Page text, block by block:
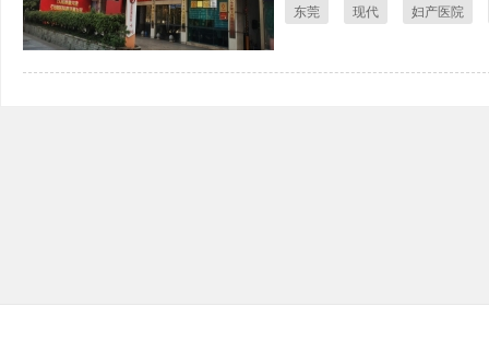
东莞 现代 妇产医院